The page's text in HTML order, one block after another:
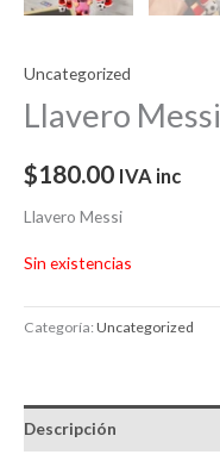
Uncategorized
Llavero Messi
$180.00 IVA inc
Llavero Messi
Sin existencias
Categoría:Uncategorized
Descripción